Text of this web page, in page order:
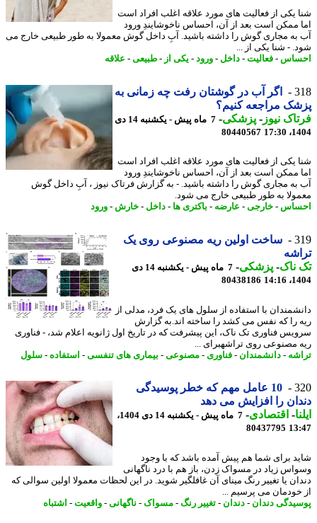
یکی از فعالیت های مورد علاقه اغلب افراد است
ممکن است بعد از آن، احساس ناخوشایندِ ورود
مجاری گوش را داشته باشید. آبِ داخل گوش معمولا به طور طبیعی خارج می
- شنا یکی از ...
-فعالیت-داخل-ورود - یکی از-طبیعی-علاقه
اگر آب در گوشتان رفت چه زمانی به
مراجعه کنیم؟
نیوز-پزشکی-
7 ماه پیش - یکشنبه 14 دی
80440567
یکی از فعالیت های مورد علاقه اغلب افراد است
ممکن است بعد از آن، احساس ناخوشایندِ ورود
مجاری گوش را داشته باشید. - به گزارش فرتاک نیوز ، آبِ داخل گوش
به طور طبیعی خارج می شود.
-خارجی-عارضه-باکتری ها - داخل-خارش-ورود
ساخت اولین ریه مصنوعی روی یک
-پزشکی-
7 ماه پیش - یکشنبه 14 دی
80438186
با استفاده از سلول های یک فرد، مدلی از
را که نفس می کشد را ساخته اند.به گزارش
فناوری تک ناک، این پیشرفت که در تاریخ اول ژانویه اعلام شد، - فناوری
مصنوعی روی تراشهبرای ...
-دانشمندان- فناوری- مصنوعی-بیماری های تنفسی-استفاده-سلول
10 عامل مهم که خطر پوسیدگی
را افزایش می دهد
-اقتصادی-
7 ماه پیش - یکشنبه 14 دی 1404،
80437795
برای شما هم پیش آمده باشد که با وجود
زیاد در مسواک زدن، باز هم با درد ناگهانی
یا تغییر رنگ مینای آن غافلگیر شوید. در این لحظات معمولا اولین سوالی که
می پرسیم ...
دندان- دندان- تغییر رنگ -مسواک- ناگهانی-واقعیت-اشتباه